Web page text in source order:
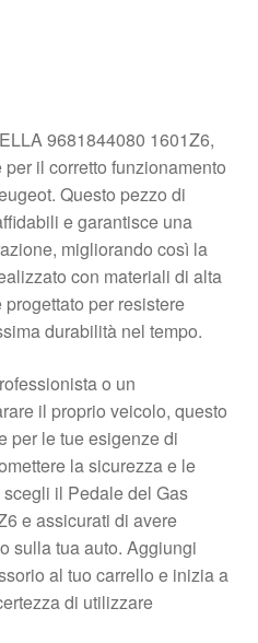
9681844080 1601Z6,
il corretto funzionamento
Questo pezzo di
e garantisce una
migliorando così la
con materiali di alta
per resistere
durabilità nel tempo.
o un
il proprio veicolo, questo
per le tue esigenze di
la sicurezza e le
il Pedale del Gas
e assicurati di avere
sulla tua auto. Aggiungi
al tuo carrello e inizia a
di utilizzare